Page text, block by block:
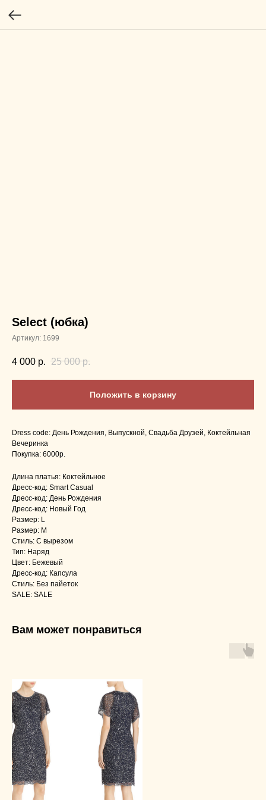
Select (юбка)
Артикул: 1699
4 000 р. 25 000 р.
Положить в корзину
Dress code: День Рождения, Выпускной, Свадьба Друзей, Коктейльная
Вечеринка
Покупка: 6000p.
Длина платья: Коктейльное
Дресс-код: Smart Casual
Дресс-код: День Рождения
Дресс-код: Новый Год
Размер: L
Размер: M
Стиль: С вырезом
Тип: Наряд
Цвет: Бежевый
Дресс-код: Капсула
Стиль: Без пайеток
SALE: SALE
Вам может понравиться